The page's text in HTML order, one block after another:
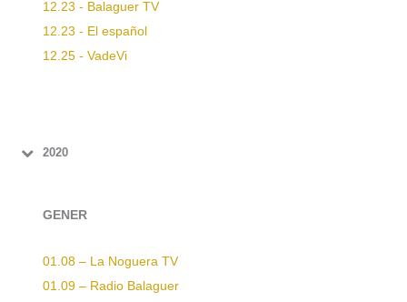
12.23 - Balaguer TV
12.23 - El español
12.25 - VadeVi
2020
GENER
01.08 – La Noguera TV
01.09 – Radio Balaguer